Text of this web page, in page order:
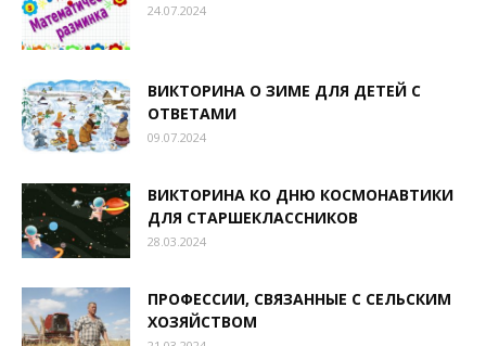
24.07.2024
ВИКТОРИНА О ЗИМЕ ДЛЯ ДЕТЕЙ С
ОТВЕТАМИ
09.07.2024
ВИКТОРИНА КО ДНЮ КОСМОНАВТИКИ
ДЛЯ СТАРШЕКЛАССНИКОВ
28.03.2024
ПРОФЕССИИ, СВЯЗАННЫЕ С СЕЛЬСКИМ
ХОЗЯЙСТВОМ